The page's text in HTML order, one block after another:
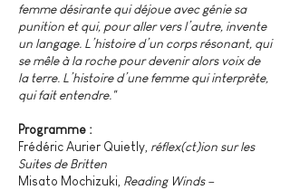
femme désirante qui déjoue avec génie sa
punition et qui, pour aller vers l’autre, invente
un langage. L’histoire d’un corps résonant, qui
se mêle à la roche pour devenir alors voix de
la terre. L’histoire d’une femme qui interprète,
qui fait entendre."
Programme :
Frédéric Aurier Quietly, réflex(ct)ion sur les
Suites de Britten
Misato Mochizuki, Reading Winds –